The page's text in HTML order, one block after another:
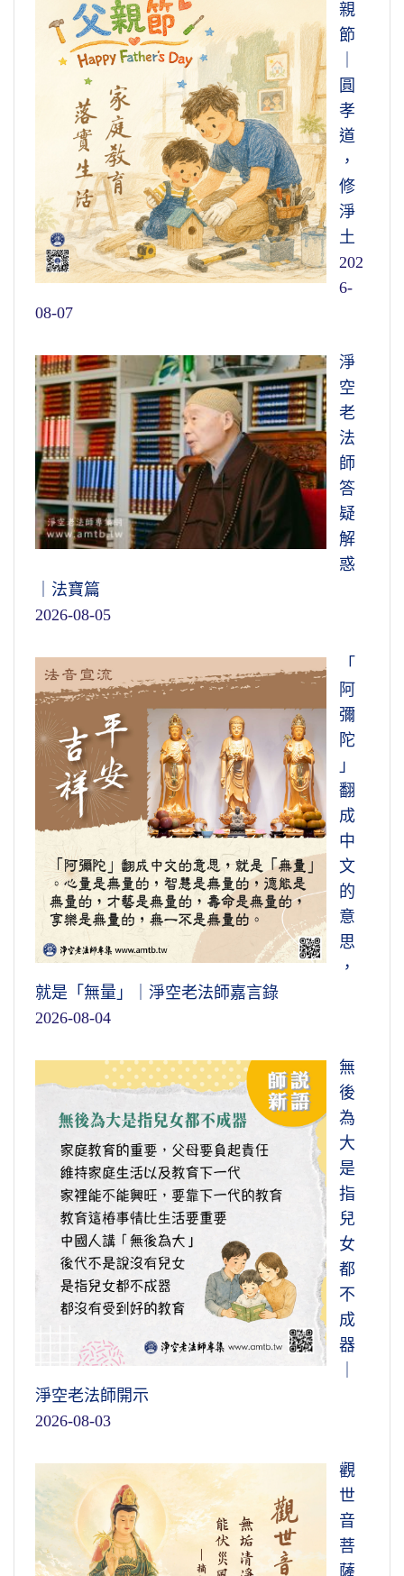
親
節
圓
孝
道
，
修
淨
土
202
6-
08-07
淨
空
老
法
師
答
疑
解
惑
｜法寶篇
2026-08-05
「
阿
彌
陀
」
翻
成
中
文
的
意
思
，
就是「無量」｜淨空老法師嘉言錄
2026-08-04
無
後
為
大
是
指
兒
女
都
不
成
器
淨空老法師開示
2026-08-03
觀
世
音
菩
薩